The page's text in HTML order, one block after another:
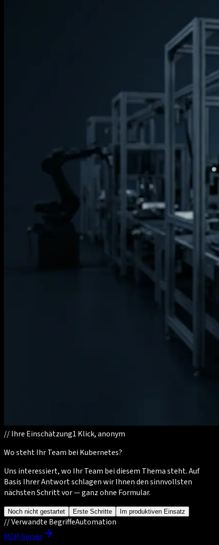
//Ihre Einschätzung1 Klick, anonym
Wo steht Ihr Team bei Kubernetes?
Uns interessiert, wo Ihr Team bei diesem Thema steht. Auf
Basis Ihrer Antwort schlagen wir Ihnen den sinnvollsten
nächsten Schritt vor — ganz ohne Formular.
Noch nicht gestartet Erste Schritte Im produktiven Einsatz
//Verwandte BegriffeAutomation
MCP-Server